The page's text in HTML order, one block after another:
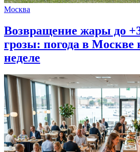
Москва
Возвращение жары до
грозы: погода в Москве
неделе